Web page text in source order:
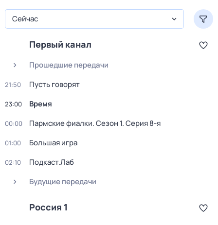
Сейчас
Первый канал
Прошедшие передачи
21:50 Пусть говорят
23:00 Время
00:00 Пармские фиалки. Сезон 1. Серия 8-я
01:00 Большая игра
02:10
Подкаст.Лаб
Будущие передачи
Россия 1